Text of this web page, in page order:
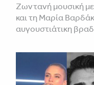
Ζωντανή μουσική
και τη Μαρία
αυγουστιάτικη